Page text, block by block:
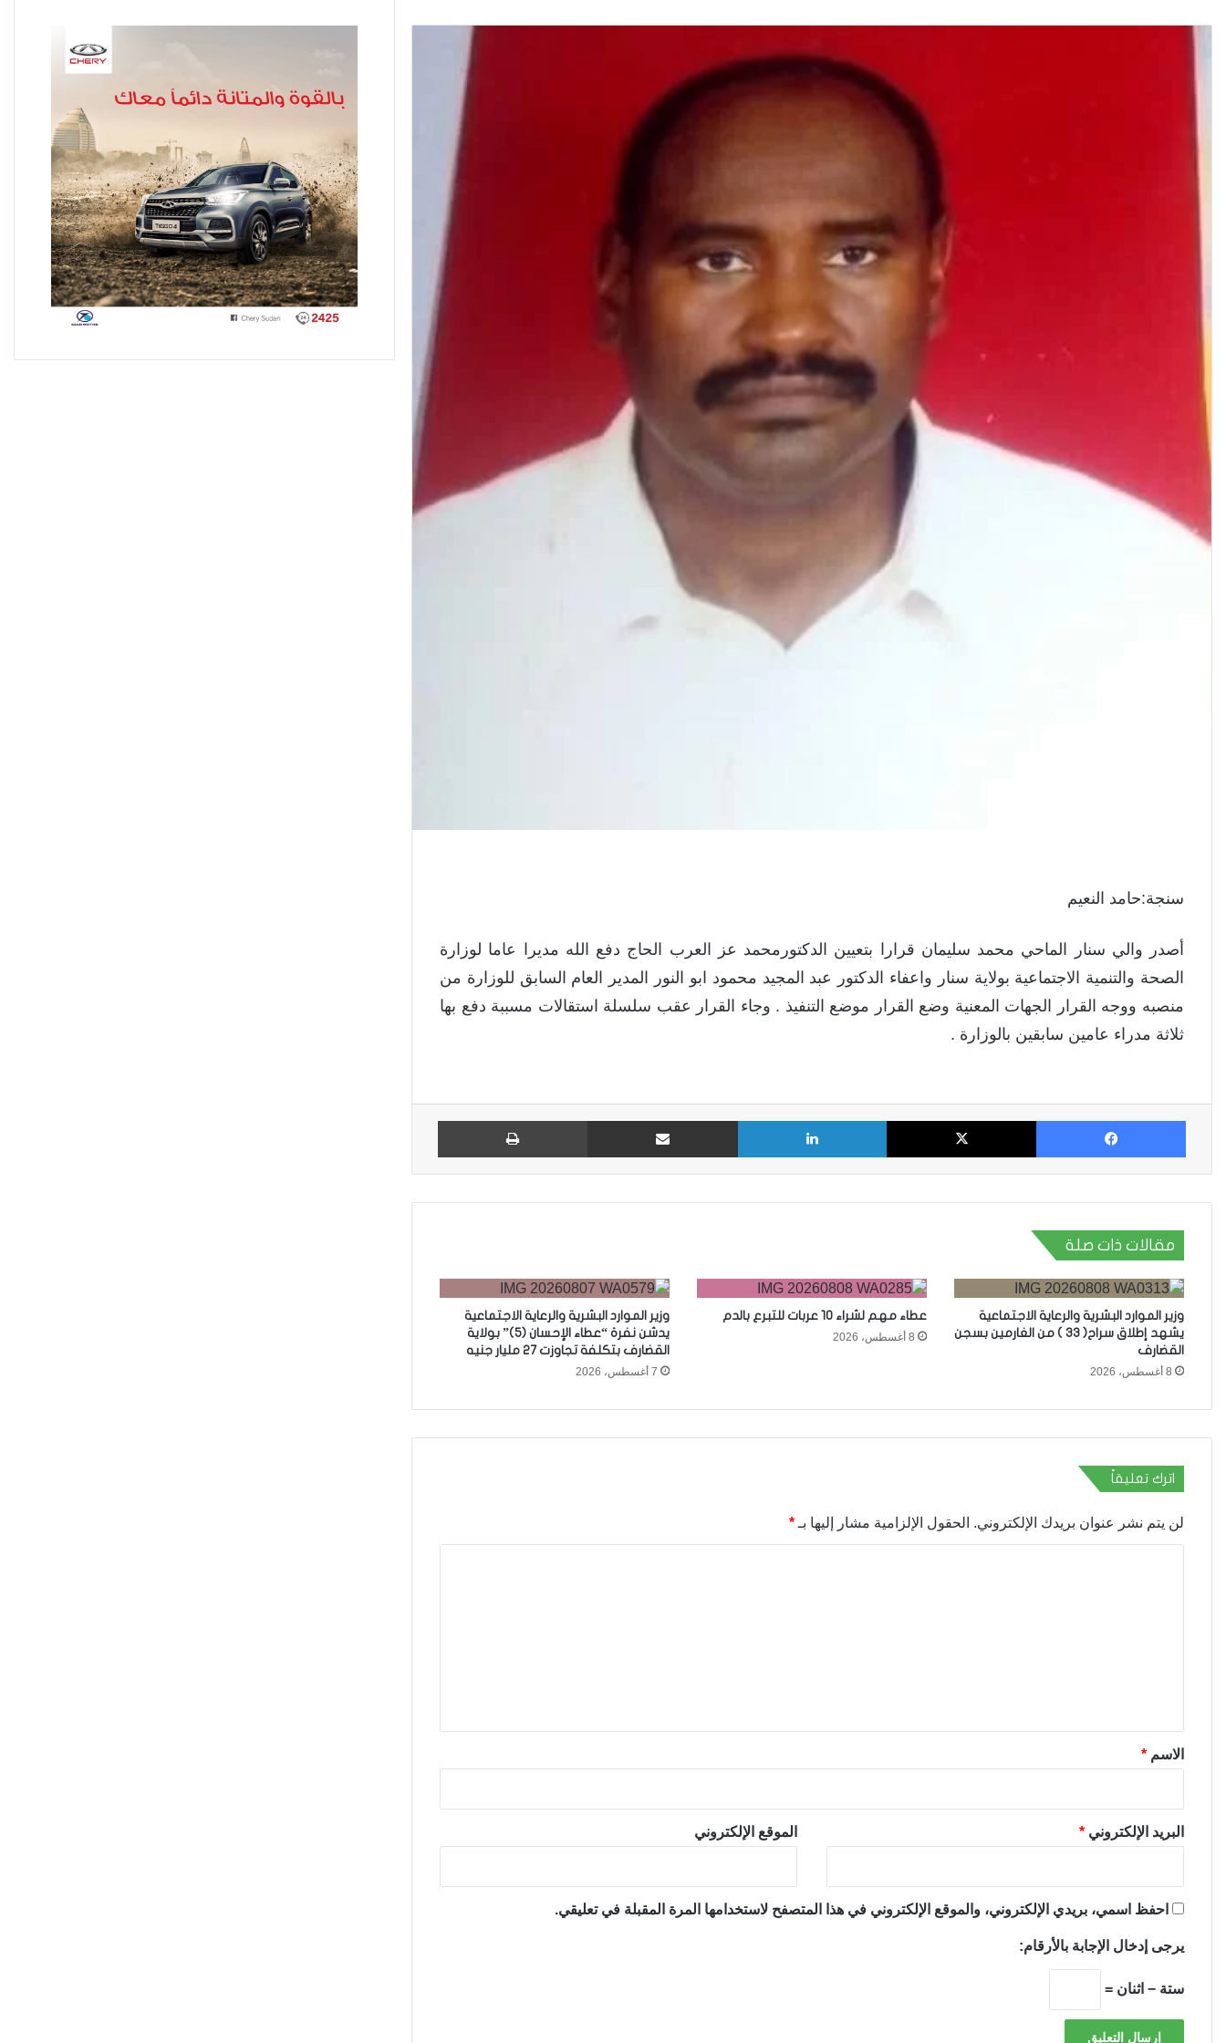
سنجة:حامد النعيم
أصدر والي سنار الماحي محمد سليمان قرارا بتعيين الدكتورمحمد عز العرب الحاج دفع الله مديرا عاما لوزارة
الصحة والتنمية الاجتماعية بولاية سنار واعفاء الدكتور عبد المجيد محمود ابو النور المدير العام السابق للوزارة من
منصبه ووجه القرار الجهات المعنية وضع القرار موضع التنفيذ . وجاء القرار عقب سلسلة استقالات مسببة دفع بها
ثلاثة مدراء عامين سابقين بالوزارة .
فيسبوك X لينكدإن مشاركة عبر البريد طباعة
مقالات ذات صلة
وزير الموارد البشرية والرعاية الاجتماعية
يشهد إطلاق سراح( 33 ) من الغارمين بسجن
القضارف
8 أغسطس، 2026
عطاء مهم لشراء 10 عربات للتبرع بالدم
8 أغسطس، 2026
وزير الموارد البشرية والرعاية الاجتماعية
يدشن نفرة “عطاء الإحسان (5)” بولاية
القضارف بتكلفة تجاوزت 27 مليار جنيه
7 أغسطس، 2026
اترك تعليقاً
لن يتم نشر عنوان بريدك الإلكتروني. الحقول الإلزامية مشار إليها بـ *
*الاسم *
البريد الإلكتروني * الموقع الإلكتروني
احفظ اسمي، بريدي الإلكتروني، والموقع الإلكتروني في هذا المتصفح لاستخدامها المرة المقبلة في تعليقي.
يرجى إدخال الإجابة بالأرقام:
ستة − اثنان =